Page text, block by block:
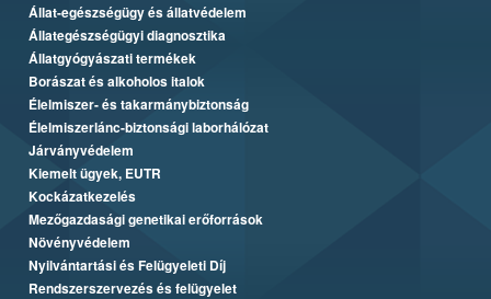
Állat-egészségügy és állatvédelem
Állategészségügyi diagnosztika
Állatgyógyászati termékek
Borászat és alkoholos italok
Élelmiszer- és takarmánybiztonság
Élelmiszerlánc-biztonsági laborhálózat
Járványvédelem
Kiemelt ügyek, EUTR
Kockázatkezelés
Mezőgazdasági genetikai erőforrások
Növényvédelem
Nyilvántartási és Felügyeleti Díj
Rendszerszervezés és felügyelet